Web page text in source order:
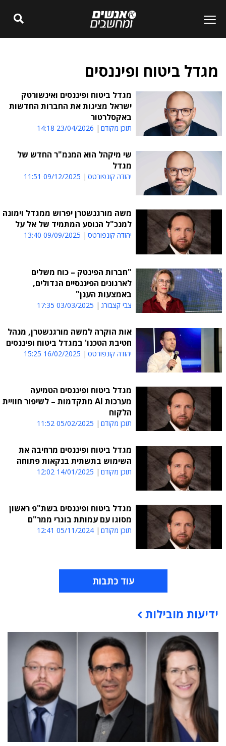
מגדל ביטוח ופיננסים
מגדל ביטוח ופיננסים ואינשורטק
ישראל מציגות את החברות החדשות
באקסלרטור
תוכן מקודם 23/04/2026 14:18
שי מיקהל הוא המנמ"ר החדש של
מגדל
יהודה קונפורטס 09/12/2025 11:51
משה מורגנשטרן יפרוש ממגדל וימונה
למנכ"ל הנוסע המתמיד של אל על
יהודה קונפורטס 09/09/2025 13:40
"חברות הפינטק – כוח משלים
לארגונים הפיננסיים הגדולים,
באמצעות הענן"
צבי קצבורג 03/03/2025 17:35
אות הוקרה למשה מורגנשטרן, מנהל
חטיבת הטכנו' במגדל ביטוח ופיננסים
יהודה קונפורטס 16/02/2025 15:25
מגדל ביטוח ופיננסים הטמיעה
מערכות AI מתקדמות – לשיפור חוויית
הלקוח
תוכן מקודם 05/02/2025 11:52
מגדל ביטוח ופיננסים מרחיבה את
השימוש בתשתית בנקאות פתוחה
תוכן מקודם 14/01/2025 12:02
מגדל ביטוח ופיננסים בשת"פ ראשון
מסוגו עם עמותת בוגרי ממר"ם
תוכן מקודם 05/11/2024 12:41
עוד כתבות
תוכן פרסומי
ידיעות מובילות